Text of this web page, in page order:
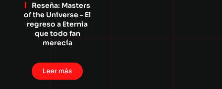
Reseña: Masters
of the Universe – El
regreso a Eternia
que todo fan
merecía
Leer más